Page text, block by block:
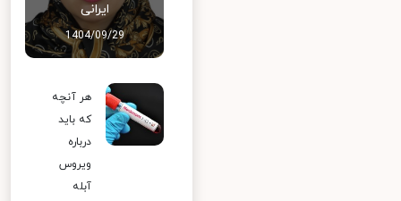
ایرانی
1404/09/29
هر آنچه
که باید
درباره
ویروس
آبله